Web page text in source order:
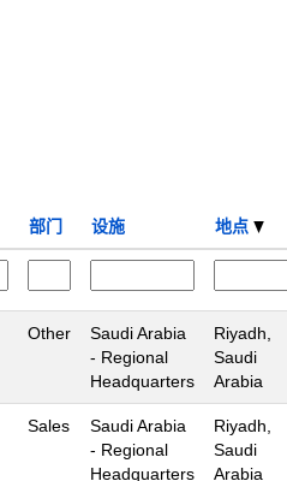
部门 设施 地点
Other
Saudi Arabia
- Regional
Headquarters
Riyadh,
Saudi
Arabia
Sales
Saudi Arabia
- Regional
Headquarters
Riyadh,
Saudi
Arabia